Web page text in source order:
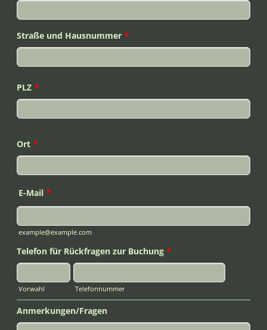
Straße und Hausnummer *
PLZ *
Ort *
E-Mail *
example@example.com
Telefon für Rückfragen zur Buchung *
Vorwahl Telefonnummer
Anmerkungen/Fragen